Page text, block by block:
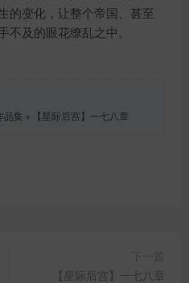
的变化，让整个帝国、甚至
不及的眼花缭乱之中。
品集 » 【星际后宫】一七八章
【星际后宫】一七八章